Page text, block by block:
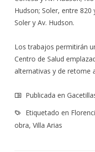
Hudson; Soler, entre 820
Soler y Av. Hudson.
Los trabajos permitirán
Centro de Salud
alternativas y de retome
Publicada en
Etiquetado en
obra, Villa Arias